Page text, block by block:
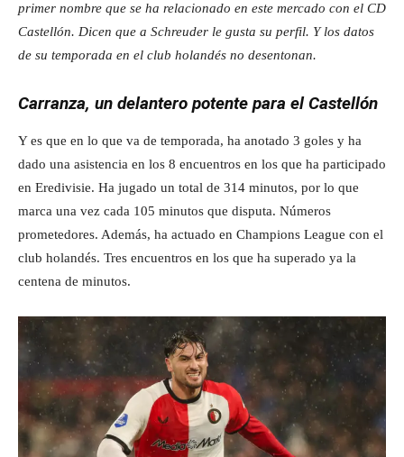
primer nombre que se ha relacionado en este mercado con el CD
Castellón. Dicen que a Schreuder le gusta su perfil. Y los datos
de su temporada en el club holandés no desentonan.
Carranza, un delantero potente para el Castellón
Y es que en lo que va de temporada, ha anotado 3 goles y ha
dado una asistencia en los 8 encuentros en los que ha participado
en Eredivisie. Ha jugado un total de 314 minutos, por lo que
marca una vez cada 105 minutos que disputa. Números
prometedores. Además, ha actuado en Champions League con el
club holandés. Tres encuentros en los que ha superado ya la
centena de minutos.